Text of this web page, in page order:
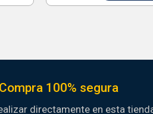
100% segura
directamente en esta